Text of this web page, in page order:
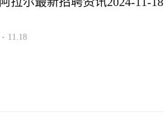
· 11.18